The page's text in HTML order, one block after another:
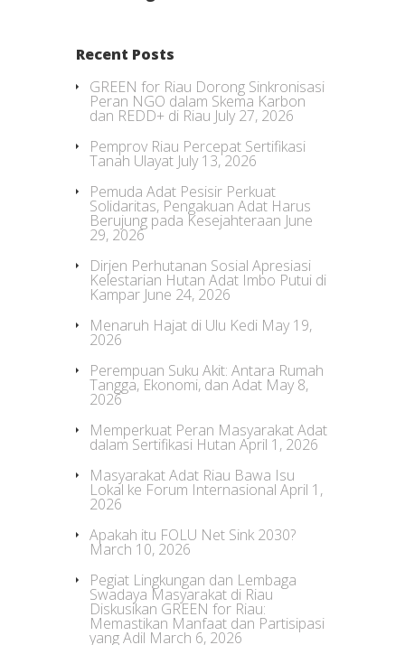
Recent Posts
GREEN for Riau Dorong Sinkronisasi
Peran NGO dalam Skema Karbon
dan REDD+ di Riau July 27, 2026
Pemprov Riau Percepat Sertifikasi
Tanah Ulayat July 13, 2026
Pemuda Adat Pesisir Perkuat
Solidaritas, Pengakuan Adat Harus
Berujung pada Kesejahteraan June
29, 2026
Dirjen Perhutanan Sosial Apresiasi
Kelestarian Hutan Adat Imbo Putui di
Kampar June 24, 2026
Menaruh Hajat di Ulu Kedi May 19,
2026
Perempuan Suku Akit: Antara Rumah
Tangga, Ekonomi, dan Adat May 8,
2026
Memperkuat Peran Masyarakat Adat
dalam Sertifikasi Hutan April 1, 2026
Masyarakat Adat Riau Bawa Isu
Lokal ke Forum Internasional April 1,
2026
Apakah itu FOLU Net Sink 2030?
March 10, 2026
Pegiat Lingkungan dan Lembaga
Swadaya Masyarakat di Riau
Diskusikan GREEN for Riau:
Memastikan Manfaat dan Partisipasi
yang Adil March 6, 2026